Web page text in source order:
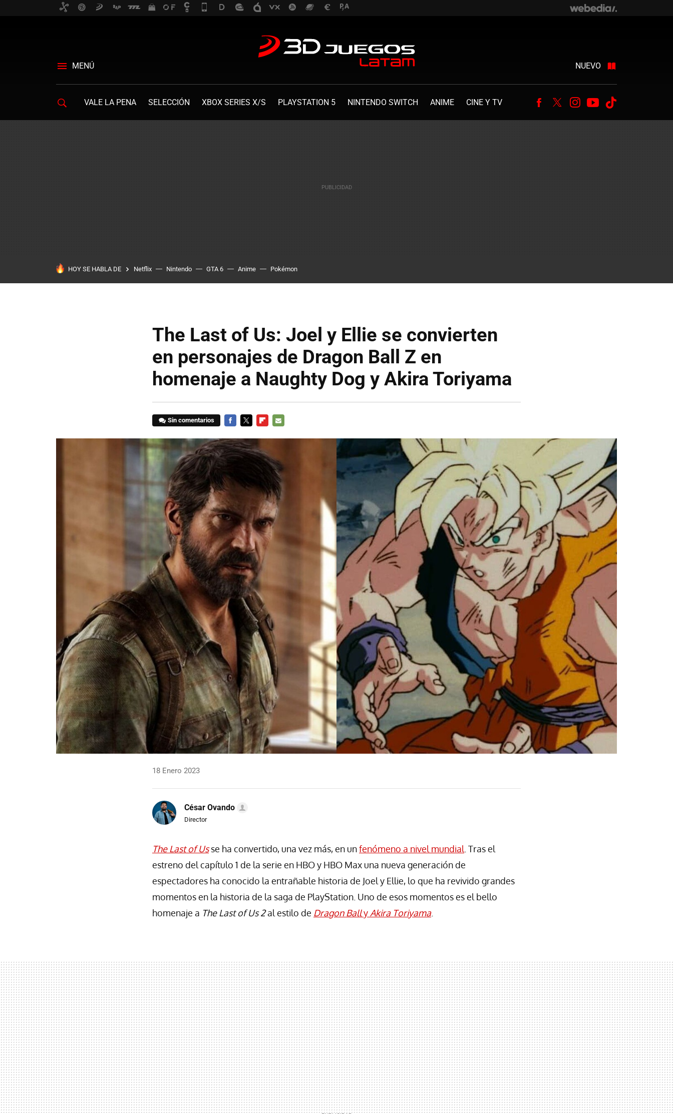
MENÚ NUEVO
VALE LA PENA SELECCIÓN XBOX SERIES X/S PLAYSTATION 5 NINTENDO SWITCH ANIME CINE Y TV Facebook
TwitterInstagram
Youtube
HOY SE HABLA DE Netflix Nintendo GTA 6 Anime Pokémon
The Last of Us: Joel y Ellie se convierten
en personajes de Dragon Ball Z en
homenaje a Naughty Dog y Akira Toriyama
Sin comentarios
18 Enero 2023
César Ovando
Director
The Last of Us se ha convertido, una vez más, en unfenómeno a nivel mundial . Tras el
estreno del capítulo 1 de la serie en HBO y HBO Max una nueva generación de
espectadores ha conocido la entrañable historia de Joel y Ellie, lo que ha revivido grandes
momentos en la historia de la saga de PlayStation. Uno de esos momentos es el bello
homenaje a The Last of Us 2al estilo de Dragon Bally Akira Toriyama.